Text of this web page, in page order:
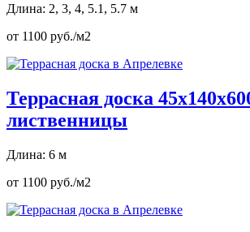
Длина: 2, 3, 4, 5.1, 5.7 м
от 1100 руб./м2
Террасная доска
лиственницы
Длина: 6 м
от 1100 руб./м2